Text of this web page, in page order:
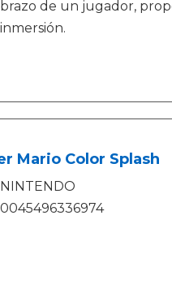
brazo de un jugador,
inmersión.
Mario Color Splash
NINTENDO
0045496336974